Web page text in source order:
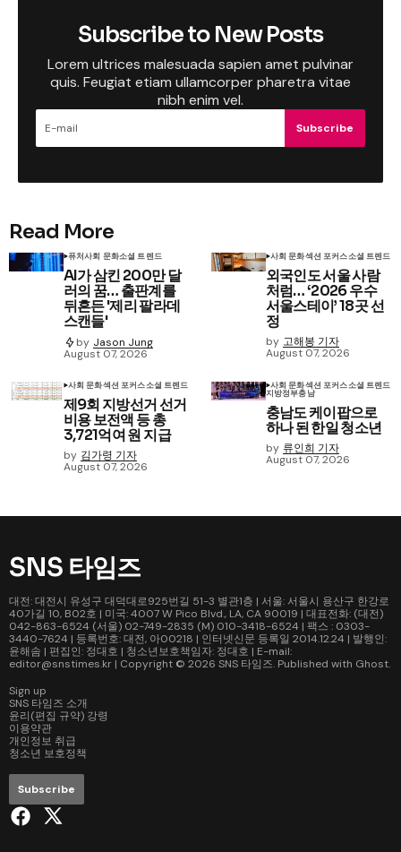
Subscribe to New Posts
Lorem ultrices malesuada sapien amet pulvinar
quis. Feugiat etiam ullamcorper pharetra vitae
nibh enim vel.
Subscribe
Read More
퓨처사회 문화소셜 트렌드
AI가 삼킨 200만 달
러의 꿈… 출판계를
뒤흔든 '제리 팔라데
스캔들'
by Jason Jung
August 07, 2026
사회 문화섹션 포커스소셜 트렌드
외국인도 서울 사람
처럼… ‘2026 우수
서울스테이’ 18곳 선
정
by 고해봉 기자
August 07, 2026
사회 문화섹션 포커스소셜 트렌드
제9회 지방선거 선거
비용 보전액 등 총
3,721억여 원 지급
by 김가령 기자
August 07, 2026
사회 문화섹션 포커스소셜 트렌드
지방정부충남
충남도 케이팝으로
하나 된 한일 청소년
by 류인희 기자
August 07, 2026
SNS 타임즈
대전: 대전시 유성구 대덕대로925번길 51-3 별관1층 | 서울: 서울시 용산구 한강로
40가길 10, B02호 | 미국: 4007 W Pico Blvd., LA, CA 90019 | 대표전화: (대전)
042-863-6524 (서울) 02-749-2835 (M) 010-3418-6524 | 팩스 : 0303-
3440-7624 | 등록번호: 대전, 아00218 | 인터넷신문 등록일 2014.12.24 | 발행인:
윤해솜 | 편집인: 정대호 | 청소년보호책임자: 정대호 | E-mail:
editor@snstimes.kr | Copyright © 2026 SNS 타임즈. Published with Ghost.
Sign up
SNS 타임즈 소개
윤리(편집 규약) 강령
이용약관
개인정보 취급
청소년 보호정책
Subscribe